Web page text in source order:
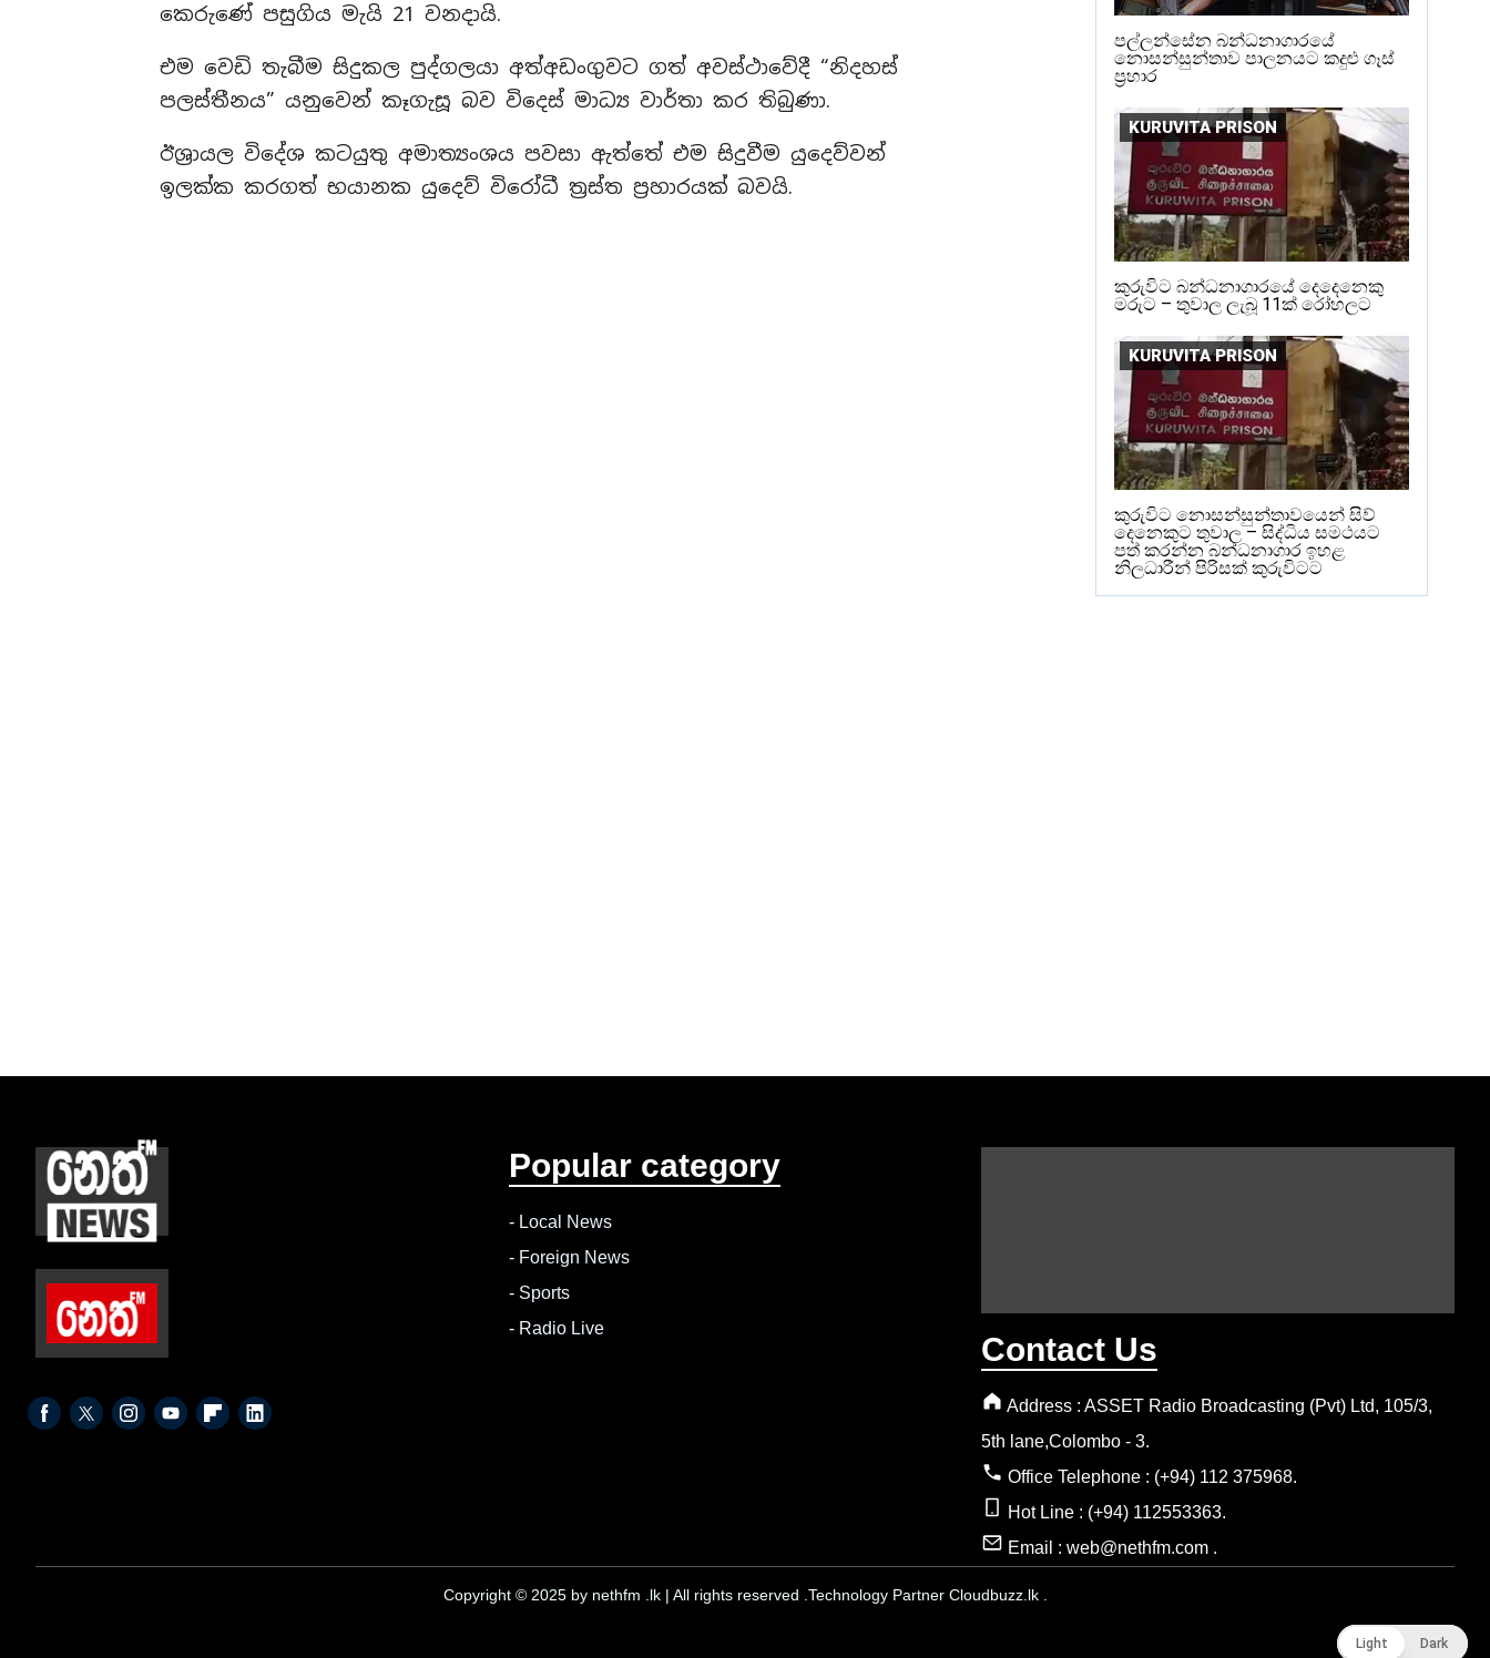
කෙරුණේ පසුගිය මැයි 21 වනදායි.
එම වෙඩි තැබීම සිදුකල පුද්ගලයා අත්අඩංගුවට ගත් අවස්ථාවේදී “නිදහස්
පලස්තීනය” යනුවෙන් කෑගැසූ බව විදෙස් මාධ්‍ය වාර්තා කර තිබුණා.
ඊශ්‍රායල විදේශ කටයුතු අමාත්‍යංශය පවසා ඇත්තේ එම සිදුවීම යුදෙව්වන්
ඉලක්ක කරගත් භයානක යුදෙව් විරෝධී ත්‍රස්ත ප්‍රහාරයක් බවයි.
පල්ලන්සේන බන්ධනාගාරයේ
නොසන්සුන්තාව පාලනයට කදුළු ගෑස්
ප්‍රහාර
KURUVITA PRISON
කුරුවිට බන්ධනාගාරයේ දෙදෙනෙකු
මරුට – තුවාල ලැබූ 11ක් රෝහලට
KURUVITA PRISON
කුරුවිට නොසන්සුන්තාවයෙන් සිව්
දෙනෙකුට තුවාල – සිද්ධිය සමථයට
පත් කරන්න බන්ධනාගාර ඉහළ
නිලධාරීන් පිරිසක් කුරුවිටට
Popular category
- Local News
- Foreign News
- Sports
- Radio Live
Contact Us
Address : ASSET Radio Broadcasting (Pvt) Ltd, 105/3,
5th lane,Colombo - 3.
Office Telephone : (+94) 112 375968.
Hot Line : (+94) 112553363.
Email : web@nethfm.com .
Copyright © 2025 by nethfm .lk | All rights reserved .Technology Partner Cloudbuzz.lk .
Light Dark
Light Dark